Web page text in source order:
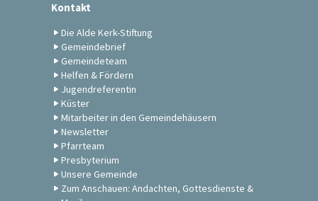
Kontakt
Die Alde Kerk-Stiftung
Gemeindebrief
Gemeindeteam
Helfen & Fördern
Jugendreferentin
Küster
Mitarbeiter in den Gemeindehäusern
Newsletter
Pfarrteam
Presbyterium
Unsere Gemeinde
Zum Anschauen: Andachten, Gottesdienste &